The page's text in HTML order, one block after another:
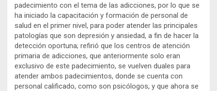
padecimiento con el tema de las adicciones, por lo que se
ha iniciado la capacitación y formación de personal de
salud en el primer nivel, para poder atender las principales
patologías que son depresión y ansiedad, a fin de hacer la
detección oportuna; refirió que los centros de atención
primaria de adicciones, que anteriormente solo eran
exclusivo de este padecimiento, se vuelven duales para
atender ambos padecimientos, donde se cuenta con
personal calificado, como son psicólogos, y que ahora se